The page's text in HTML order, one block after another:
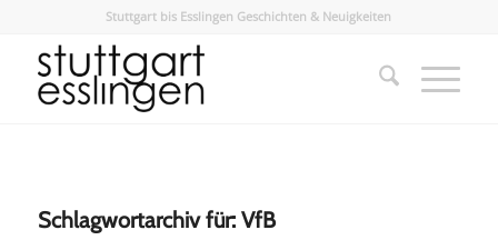
Stuttgart bis Esslingen Geschichten & Neuigkeiten
Schlagwortarchiv für: VfB